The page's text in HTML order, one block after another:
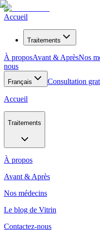
Accueil
Traitements
À proposAvant & AprèsNos
nous
Français Consultation
Accueil
Traitements
À propos
Avant & Après
Nos médecins
Le blog de Vitrin
Contactez-nous